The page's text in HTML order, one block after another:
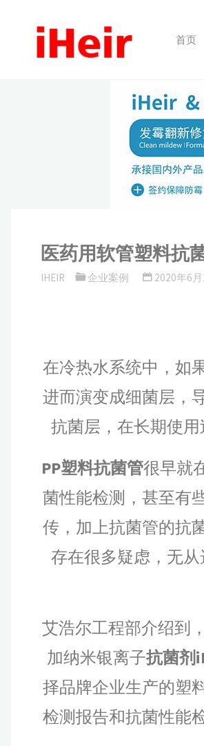
首页
医药用软管塑料
IHEIR 企业案例 2020年6月
在冷热水系统中，如
进而演变成细菌层，
抗菌层，在长期使
PP塑料抗菌管很早就
菌性能检测，甚至有
传，加上抗菌管的抗
存在很多疑虑，无
艾浩尔工程部介绍到
加纳米银离子抗菌剂
择品牌企业生产的塑
检测报告和抗菌性能